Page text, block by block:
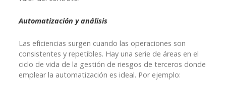
Automatización y análisis
Las eficiencias surgen cuando las operaciones son
consistentes y repetibles. Hay una serie de áreas en el
ciclo de vida de la gestión de riesgos de terceros donde
emplear la automatización es ideal. Por ejemplo: